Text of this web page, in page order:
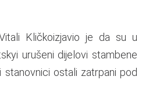
Kličkoizjavio je da su u
urušeni dijelovi stambene
stanovnici ostali zatrpani pod